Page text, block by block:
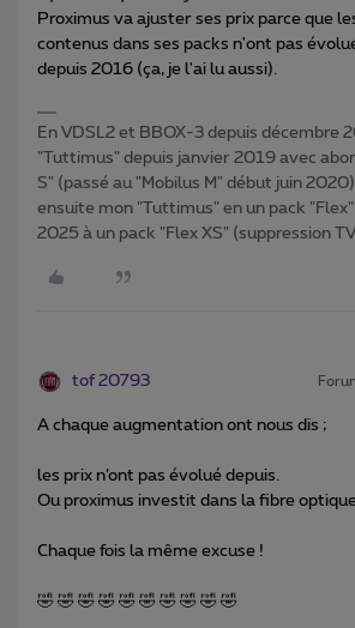
Proximus va ajuster ses prix parce que
contenus dans ses packs n'ont pas
depuis 2016 (ça, je l'ai lu aussi).
En VDSL2 et BBOX-3 depuis décembre
"Tuttimus" depuis janvier 2019 avec
S" (passé au "Mobilus M" début juin
ensuite mon "Tuttimus" en un pack
2025 à un pack "Flex XS" (suppression
tof 20793
A chaque augmentation ont nous dis ;
les prix n’ont pas évolué depuis.
Ou proximus investit dans la fibre
Chaque fois la même excuse !
🤣 🤣 🤣 🤣 🤣 🤣 🤣 🤣 🤣 🤣